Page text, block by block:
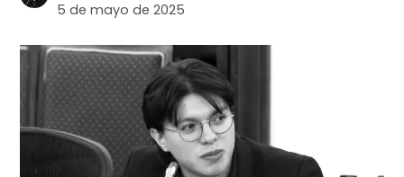
5 de mayo de 2025